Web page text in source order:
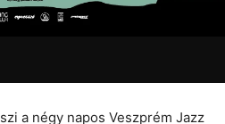
a négy napos Veszprém Jazz